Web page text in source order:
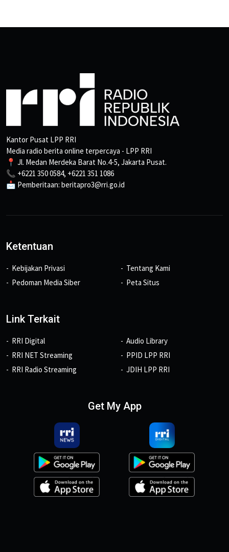
Kantor Pusat LPP RRI
Media radio berita online terpercaya - LPP RRI
📍 Jl. Medan Merdeka Barat No.4-5, Jakarta Pusat.
📞 +6221 350 0584, +6221 351 1086
📩 Pemberitaan: beritapro3@rri.go.id
Ketentuan
Kebijakan Privasi
Pedoman Media Siber
Tentang Kami
Peta Situs
Link Terkait
RRI Digital
RRI NET Streaming
RRI Radio Streaming
Audio Library
PPID LPP RRI
JDIH LPP RRI
Get My App